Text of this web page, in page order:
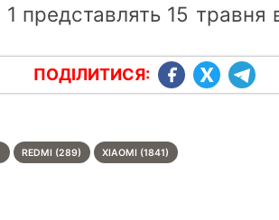
представлять 15 травня
ПОДІЛИТИСЯ:
REDMI (289) XIAOMI (1841)